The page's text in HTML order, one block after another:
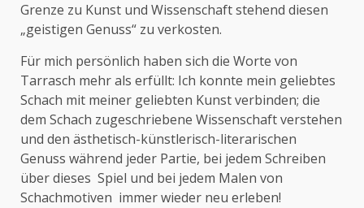
Grenze zu Kunst und Wissenschaft stehend diesen
„geistigen Genuss“ zu verkosten.
Für mich persönlich haben sich die Worte von
Tarrasch mehr als erfüllt: Ich konnte mein geliebtes
Schach mit meiner geliebten Kunst verbinden; die
dem Schach zugeschriebene Wissenschaft verstehen
und den ästhetisch-künstlerisch-literarischen
Genuss während jeder Partie, bei jedem Schreiben
über dieses Spiel und bei jedem Malen von
Schachmotiven immer wieder neu erleben!